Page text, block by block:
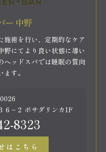
ー 中野
施術を行い、定期的なケア
野にてより良い状態に導い
ヘッドスパでは睡眠の質向
す。
６−２ ポサダリンカ1F
8323
はこちら